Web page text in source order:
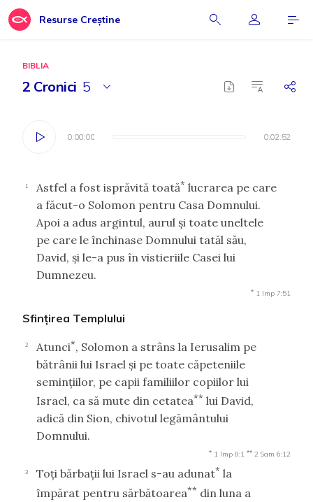
Resurse Creștine
BIBLIA
2 Cronici 5
0:00:00 0:02:52
0:00:00 0:02:52
1 Astfel a fost isprăvită toată* lucrarea pe care
a făcut-o Solomon pentru Casa Domnului.
Apoi a adus argintul, aurul şi toate uneltele
pe care le închinase Domnului tatăl său,
David, şi le-a pus în vistieriile Casei lui
Dumnezeu.
* 1 Imp 7:51
Sfinţirea Templului
2 Atunci*, Solomon a strâns la Ierusalim pe
bătrânii lui Israel şi pe toate căpeteniile
seminţiilor, pe capii familiilor copiilor lui
Israel, ca să mute din cetatea** lui David,
adică din Sion, chivotul legământului
Domnului.
* 1 Imp 8:1 ** 2 Sam 6:12
3 Toţi bărbaţii lui Israel s-au adunat* la
împărat pentru sărbătoarea** din luna a